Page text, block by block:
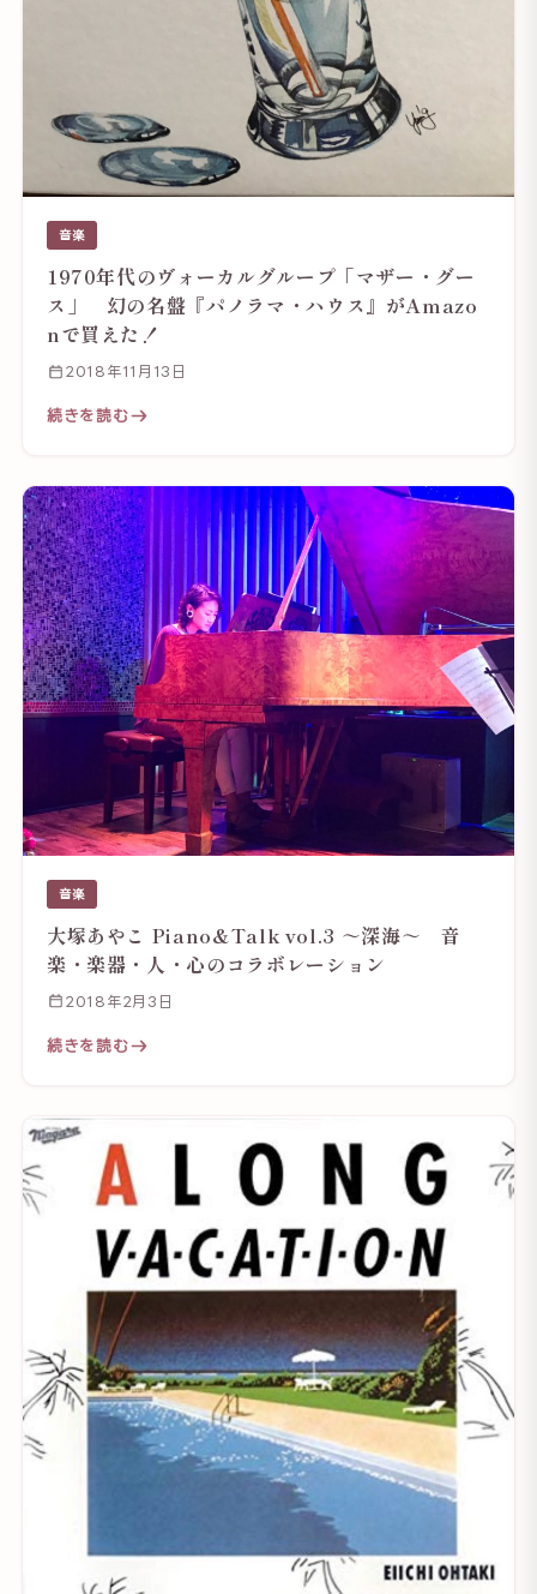
音楽
1970年代のヴォーカルグループ「マザー・グー
ス」 幻の名盤『パノラマ・ハウス』がAmazo
nで買えた！
2018年11月13日
続きを読む
音楽
大塚あやこ Piano&Talk vol.3 ～深海～ 音
楽・楽器・人・心のコラボレーション
2018年2月3日
続きを読む